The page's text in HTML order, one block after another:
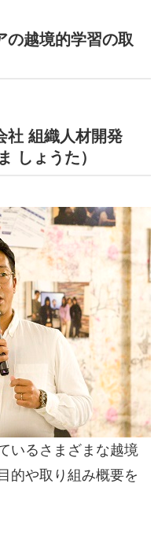
の越境的学習の取
社 組織人材開発
しょうた）
いるさまざまな越境
的や取り組み概要を